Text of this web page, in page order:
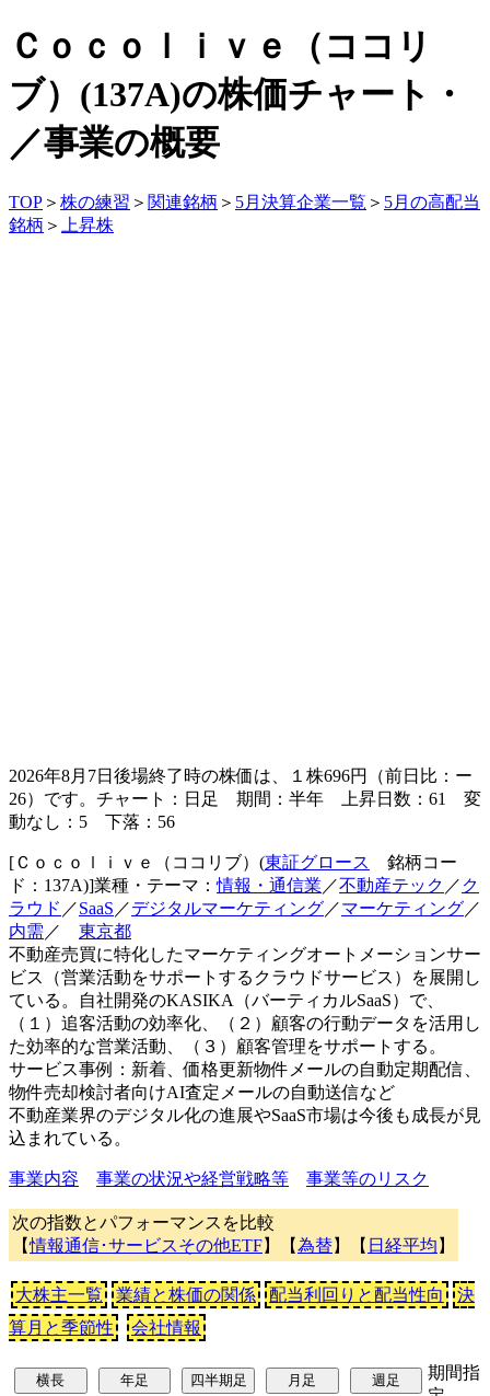
Ｃｏｃｏｌｉｖｅ（ココリ
ブ）(137A)の株価チャート・
／事業の概要
TOP ＞ 株の練習 ＞ 関連銘柄 ＞ 5月決算企業一覧 ＞ 5月の高配当
銘柄 ＞ 上昇株
2026年8月7日後場終了時の株価は、１株696円（前日比： ー
26）です。チャート：日足 期間：半年 上昇日数：61 変
動なし：5 下落：56
[Ｃｏｃｏｌｉｖｅ（ココリブ）(東証グロース
銘柄コー
ド：137A)]業種・テーマ：情報・通信業 ／不動産テック ／ ク
ラウド ／SaaS ／デジタルマーケティング／マーケティング／
内需／ 東京都
不動産売買に特化したマーケティングオートメーションサー
ビス（営業活動をサポートするクラウドサービス）を展開し
ている。自社開発のKASIKA（バーティカルSaaS）で、
（１）追客活動の効率化、（２）顧客の行動データを活用し
た効率的な営業活動、（３）顧客管理をサポートする。
サービス事例：新着、価格更新物件メールの自動定期配信、
物件売却検討者向けAI査定メールの自動送信など
不動産業界のデジタル化の進展やSaaS市場は今後も成長が見
込まれている。
事業内容 事業の状況や経営戦略等 事業等のリスク
次の指数とパフォーマンスを比較
【情報通信･サービスその他ETF】【為替】【 日経平均 】
大株主一覧 業績と株価の関係 配当利回りと配当性向
決
算月と季節性
会社情報
期間指